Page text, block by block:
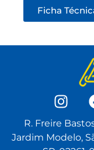
Ficha
R. Freire
Jardim Modelo,